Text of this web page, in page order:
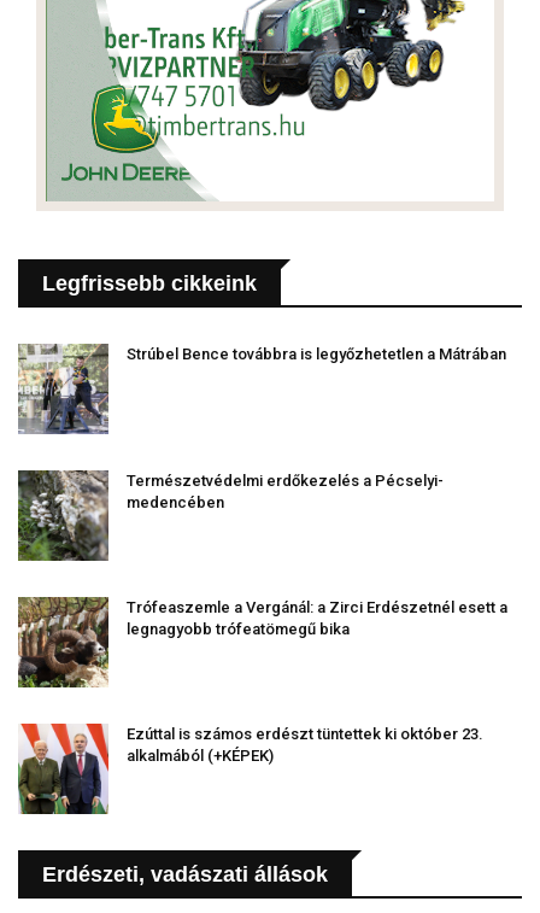
Legfrissebb cikkeink
Strúbel Bence továbbra is legyőzhetetlen a Mátrában
Természetvédelmi erdőkezelés a Pécselyi-
medencében
Trófeaszemle a Vergánál: a Zirci Erdészetnél esett a
legnagyobb trófeatömegű bika
Ezúttal is számos erdészt tüntettek ki október 23.
alkalmából (+KÉPEK)
Erdészeti, vadászati állások